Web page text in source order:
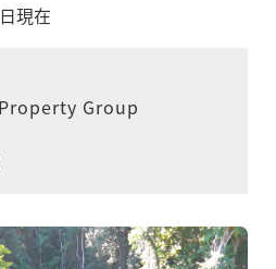
現在
Group